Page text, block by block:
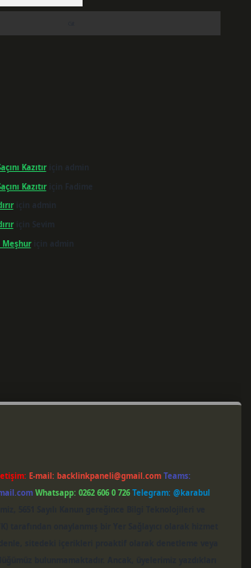
Kazıtıriçin admin
Kazıtıriçin Fadime
için admin
için Sevim
için admin
E-mail: backlinkpaneli@gmail.com Teams:
Whatsapp: 0262 606 0 726 Telegram: @karabul